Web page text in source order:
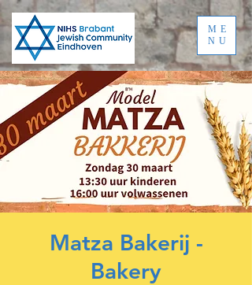
ME
NU
Matza Bakerij -
Bakery